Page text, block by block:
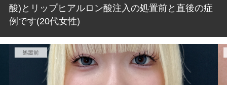
酸)とリップヒアルロン酸注入の処置前と直後の症
例です(20代女性)